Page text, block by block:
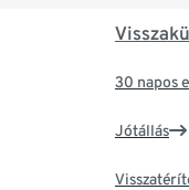
30 napos
Jótállás